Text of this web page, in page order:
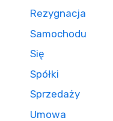
Rezygnacja
Samochodu
Się
Spółki
Sprzedaży
Umowa